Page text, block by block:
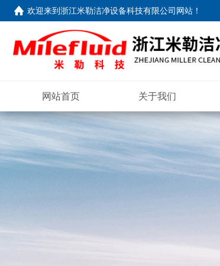
欢迎来到浙江米勒洁净设备科技有限公司网站 ！
网站首页 关于我们